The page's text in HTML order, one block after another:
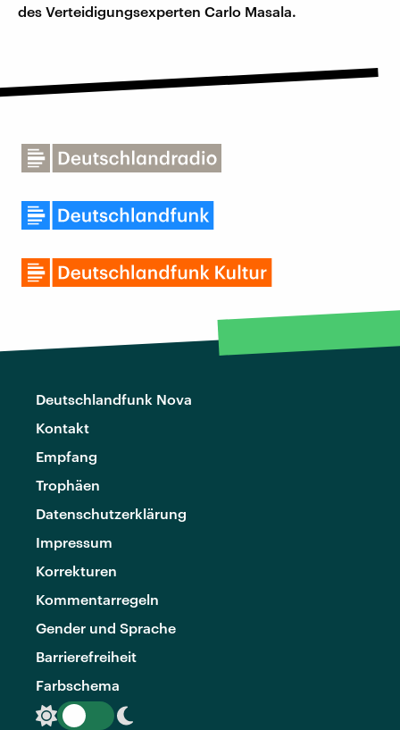
des Verteidigungsexperten Carlo Masala.
Deutschlandfunk Nova
Kontakt
Empfang
Trophäen
Datenschutzerklärung
Impressum
Korrekturen
Kommentarregeln
Gender und Sprache
Barrierefreiheit
Farbschema